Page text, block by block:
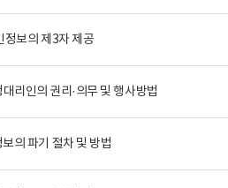
정보의 제3자 제공
리인의 권리·의무 및 행사방법
보의 파기 절차 및 방법